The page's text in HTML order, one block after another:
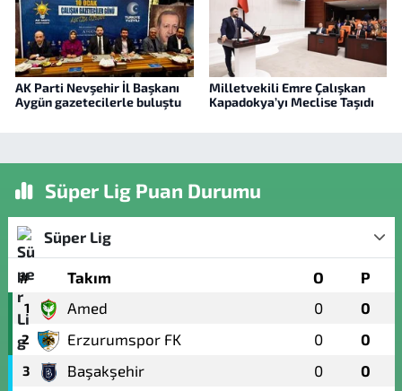
AK Parti Nevşehir İl Başkanı
Aygün gazetecilerle buluştu
Milletvekili Emre Çalışkan
Kapadokya’yı Meclise Taşıdı
Süper Lig Puan Durumu
Süper Lig
# Takım O P
1 Amed 0 0
2 Erzurumspor FK 0 0
3 Başakşehir 0 0